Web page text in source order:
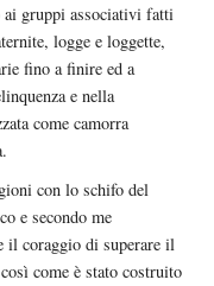
gruppi associativi fatti
logge e loggette,
fino a finire ed a
e nella
come camorra
con lo schifo del
e secondo me
il coraggio di superare il
come è stato costruito